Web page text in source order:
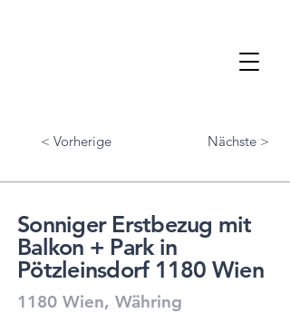
< Vorherige Nächste >
Sonniger Erstbezug mit
Balkon + Park in
Pötzleinsdorf 1180 Wien
1180 Wien, Währing